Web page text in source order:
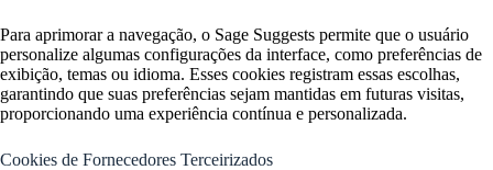
Para aprimorar a navegação, o Sage Suggests permite que o usuário
personalize algumas configurações da interface, como preferências de
exibição, temas ou idioma. Esses cookies registram essas escolhas,
garantindo que suas preferências sejam mantidas em futuras visitas,
proporcionando uma experiência contínua e personalizada.
Cookies de Fornecedores Terceirizados